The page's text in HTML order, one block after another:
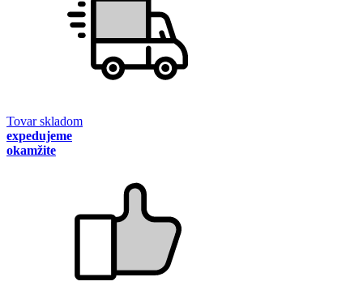
Tovar skladom
expedujeme
okamžite